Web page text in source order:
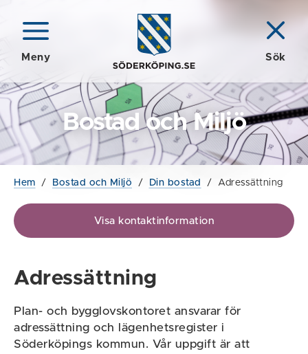
Meny Sök
Bostad och Miljö
Hem / Bostad och Miljö / Din bostad / Adressättning
Visa kontaktinformation
Adressättning
Plan- och bygglovskontoret ansvarar för
adressättning och lägenhetsregister i
Söderköpings kommun. Vår uppgift är att